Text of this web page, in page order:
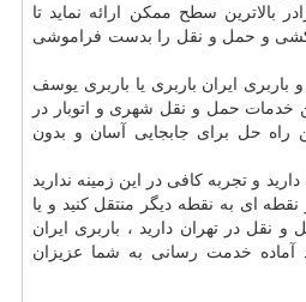
بالاترین سطح ممکن ارائه نماید تا
و حمل و نقل را بدست فراموشی
ایران باربری یا باربری یوسف
خدمات حمل و نقل شهری و اتوبار در
راه حل برای جابجایی آسان و بدون
و تجربه کافی در این زمینه ندارید
نقطه ای به نقطه دیگر منتقل کنید و یا
و نقل در تهران دارید ، باربری ایران
آماده خدمت رسانی به شما عزیزان